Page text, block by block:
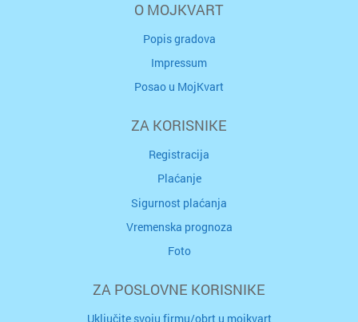
O MOJKVART
Popis gradova
Impressum
Posao u MojKvart
ZA KORISNIKE
Registracija
Plaćanje
Sigurnost plaćanja
Vremenska prognoza
Foto
ZA POSLOVNE KORISNIKE
Uključite svoju firmu/obrt u mojkvart